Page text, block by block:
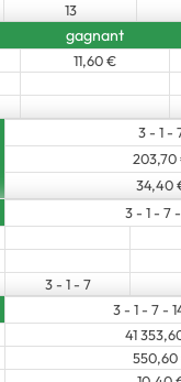
13
gagnant
11,60 €
3 - 1 -
203,70
34,40
3 - 1 - 7
3 - 1 - 7
3 - 1 - 7 -
41
550,60